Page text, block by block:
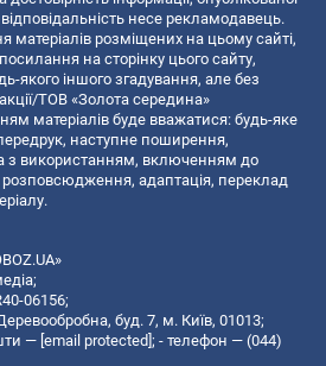
несе рекламодавець.
матеріалів розміщених на цьому сайті,
на сторінку цього сайту,
якого іншого згадування, але без
ТОВ «Золота середина»
матеріалів буде вважатися: будь-яке
наступне поширення,
з використанням, включенням до
розповсюдження, адаптація, переклад
06156;
буд. 7, м. Київ, 01013;
— [email protected]; - телефон — (044)